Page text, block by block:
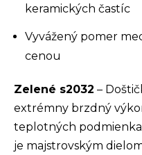
keramických častíc
Vyvážený pomer
cenou
Zelené s2032 –
extrémny brzdný
teplotných
je majstrovským